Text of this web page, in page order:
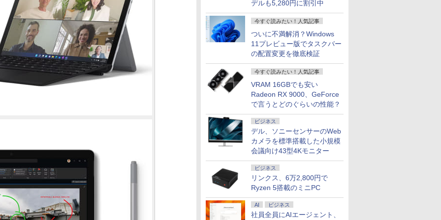
デルも5,280円に割引中
今すぐ読みたい！人気記事
ついに不満解消？Windows
11プレビュー版でタスクバー
の配置変更を徹底検証
今すぐ読みたい！人気記事
VRAM 16GBでも安い
Radeon RX 9000、GeForce
で言うとどのぐらいの性能？
ビジネス
デル、ソニーセンサーのWeb
カメラを標準搭載した小規模
会議向け43型4Kモニター
ビジネス
リンクス、6万2,800円で
Ryzen 5搭載のミニPC
AI ビジネス
社員全員にAIエージェント、